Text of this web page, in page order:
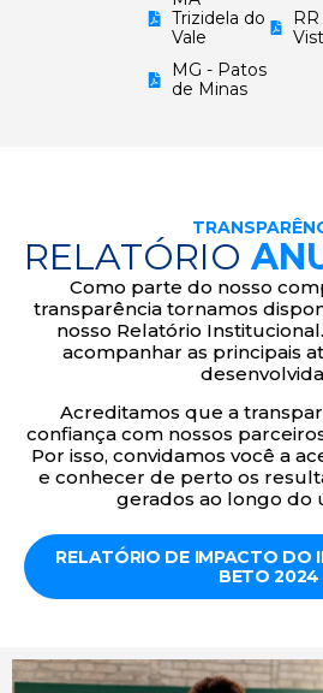
Trizidela do
Vale
MG - Patos
de Minas
RELATÓRIO
Como parte do nosso
transparência tornamos
nosso Relatório
acompanhar as principais
Acreditamos que a
confiança com nossos
Por isso, convidamos você a
e conhecer de perto os
gerados ao longo do
RELATÓRIO DE IMPACTO DO
BETO 2024